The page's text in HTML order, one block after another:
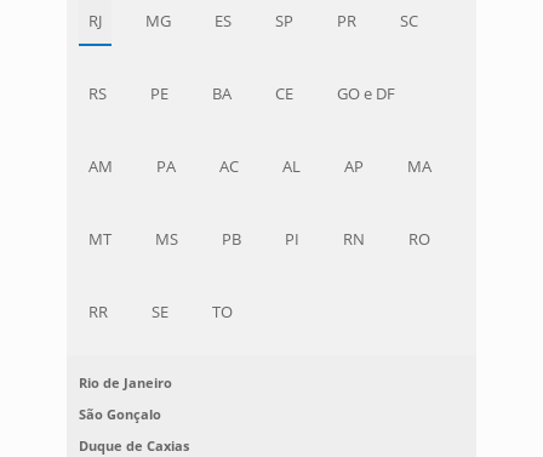
RJ MG ES SP PR SC
RS PE BA CE GO e DF
AM PA AC AL AP MA
MT MS PB PI RN RO
RR SE TO
Rio de Janeiro
São Gonçalo
Duque de Caxias